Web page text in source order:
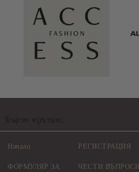
Начало
ФОРМУЛЯР ЗА
РЕГИСТРАЦИЯ
ЧЕСТИ ВЪПРОСИ